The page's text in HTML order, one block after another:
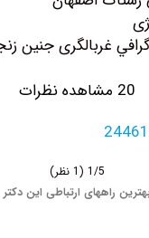
جنین زنجان
ارتباطی این دکتر